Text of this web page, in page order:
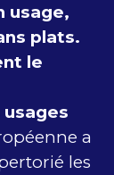
usage,
plats.
le
a
les